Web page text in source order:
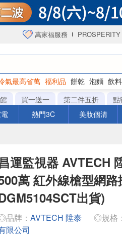
萬家福服務
氣最高省萬 福利品 餅乾 泡麵 飲料
買一送一 第二件五折 點
熱門3C 美妝個清
運監視器 AVTECH
萬 紅外線槍型網
出貨)
品牌： AVTECH 陞泰 ◎規格
限公司